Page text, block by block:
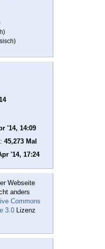
'14, 14:09
45,273 Mal
'14, 17:24
Webseite
anders
Commons
3.0 Lizenz